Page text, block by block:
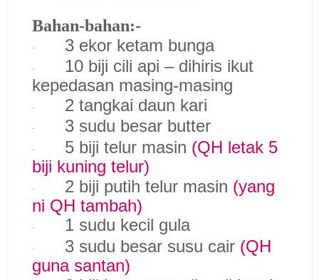
Bahan-bahan:-
· 3 ekor ketam bunga
·
10 biji cili api – dihiris ikut
kepedasan masing-masing
· 2 tangkai daun kari
· 3 sudu besar butter
· 5 biji telur masin (QH letak 5
biji kuning telur)
· 2 biji putih telur masin (yang
ni QH tambah)
· 1 sudu kecil gula
· 3 sudu besar susu cair (QH
guna santan)